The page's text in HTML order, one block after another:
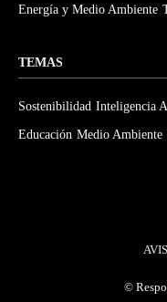
Energía y Medio Ambiente
TEMAS
Sostenibilidad Inteligencia
Educación Medio Ambiente
©